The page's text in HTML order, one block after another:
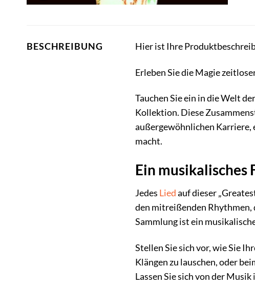
BESCHREIBUNG Hier ist Ihre
Erleben Sie die Magie
Tauchen Sie ein in die Welt
Kollektion. Diese
außergewöhnlichen Karriere,
macht.
Ein musikalisches
Jedes Liedauf dieser
den mitreißenden Rhythmen,
Sammlung ist ein
Stellen Sie sich vor, wie Sie
Klängen zu lauschen, oder
Lassen Sie sich von der